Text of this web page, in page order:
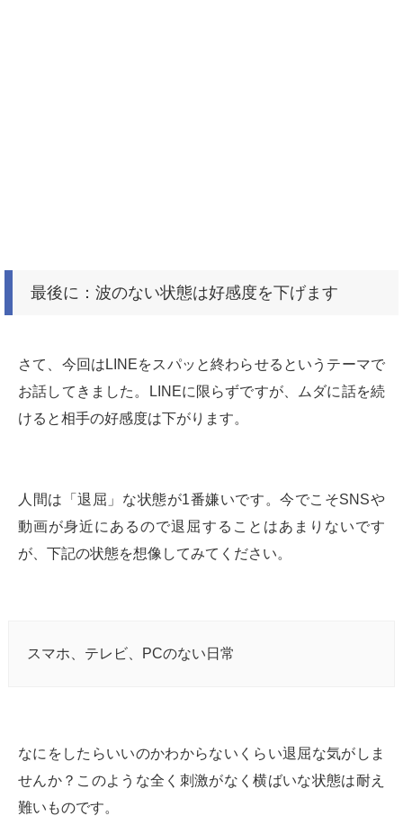
最後に：波のない状態は好感度を下げます
さて、今回はLINEをスパッと終わらせるというテーマで
お話してきました。LINEに限らずですが、ムダに話を続
けると相手の好感度は下がります。
人間は「退屈」な状態が1番嫌いです。今でこそSNSや
動画が身近にあるので退屈することはあまりないです
が、下記の状態を想像してみてください。
スマホ、テレビ、PCのない日常
なにをしたらいいのかわからないくらい退屈な気がしま
せんか？このような全く刺激がなく横ばいな状態は耐え
難いものです。